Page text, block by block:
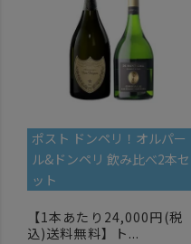
ポスト ドンペリ！オルパー
ル&ドンペリ 飲み比べ2本セ
ット
【1本あたり24,000円(税
込)送料無料】ト...